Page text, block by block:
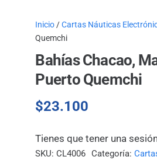
Inicio /Cartas Náuticas
Quemchi
Bahías Chacao,
Puerto Quemchi
$23.100
Tienes que tener una
SKU:CL4006 Categoría: